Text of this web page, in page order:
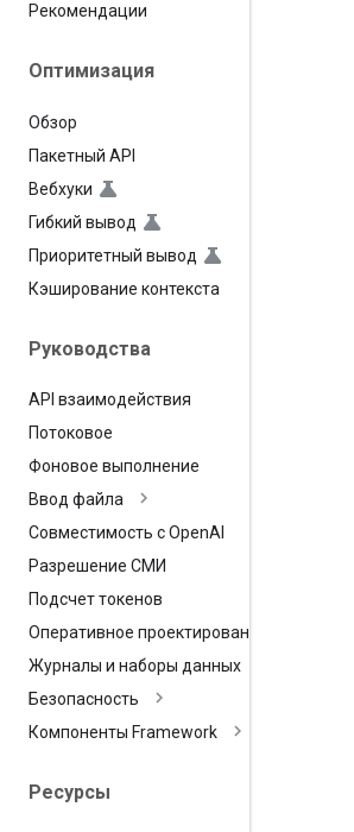
Рекомендации
Оптимизация
Обзор
Пакетный API
Вебхуки
Гибкий вывод
Приоритетный вывод
Кэширование контекста
Руководства
API взаимодействия
Потоковое
Фоновое выполнение
Ввод файла
Совместимость с OpenAI
Разрешение СМИ
Подсчет токенов
Оперативное проектирование
Журналы и наборы данных
Безопасность
Компоненты Framework
Ресурсы